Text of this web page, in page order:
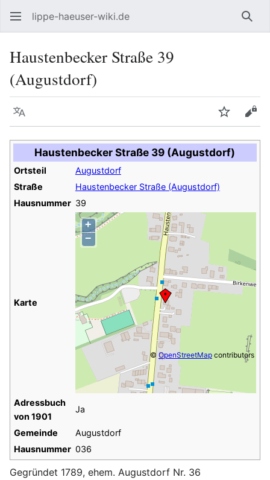
lippe-haeuser-wiki.de
Haustenbecker Straße 39
(Augustdorf)
Sprache
Haustenbecker Straße 39 (Augustdorf)
Ortsteil
Augustdorf
Straße
Haustenbecker Straße (Augustdorf)
Hausnummer 39
Karte
+
−
© OpenStreetMapcontributors
Adressbuch
von 1901
Ja
Gemeinde
Augustdorf
Hausnummer 036
Gegründet 1789, ehem. Augustdorf Nr. 36